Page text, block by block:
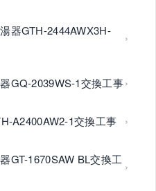
器GTH-2444AWX3H-
GQ-2039WS-1交換工事
A2400AW2-1交換工事
GT-1670SAW BL交換工